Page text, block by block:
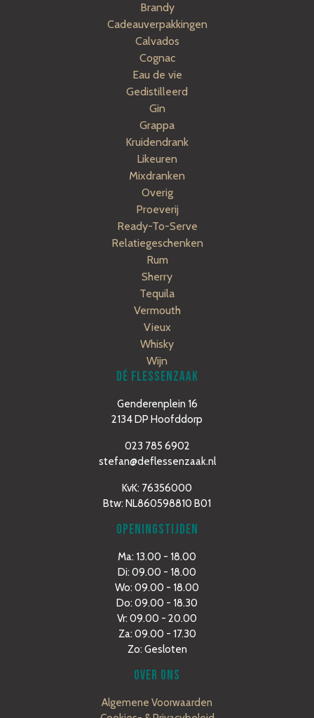
Brandy
Cadeauverpakkingen
Calvados
Cognac
Eau de vie
Gedistilleerd
Gin
Grappa
Kruidendrank
Likeuren
Mixdranken
Overig
Proeverij
Ready-To-Serve
Relatiegeschenken
Rum
Sherry
Tequila
Vermouth
Vieux
Whisky
Wijn
DÉ FLESSENZAAK
Genderenplein 16
2134 DP Hoofddorp
023 785 6902
stefan@deflessenzaak.nl
KvK: 76356000
Btw: NL860598810 B01
OPENINGSTIJDEN
Ma: 13.00 - 18.00
Di: 09.00 - 18.00
Wo: 09.00 - 18.00
Do: 09.00 - 18.30
Vr: 09.00 - 20.00
Za: 09.00 - 17.30
Zo: Gesloten
OVER ONS
Algemene Voorwaarden